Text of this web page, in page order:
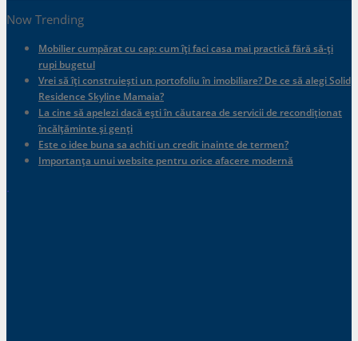
Now Trending
Mobilier cumpărat cu cap: cum îți faci casa mai practică fără să-ți
rupi bugetul
Vrei să îți construiești un portofoliu în imobiliare? De ce să alegi Solid
Residence Skyline Mamaia?
La cine să apelezi dacă ești în căutarea de servicii de recondiționat
încălțăminte și genți
Este o idee buna sa achiti un credit inainte de termen?
Importanța unui website pentru orice afacere modernă
.